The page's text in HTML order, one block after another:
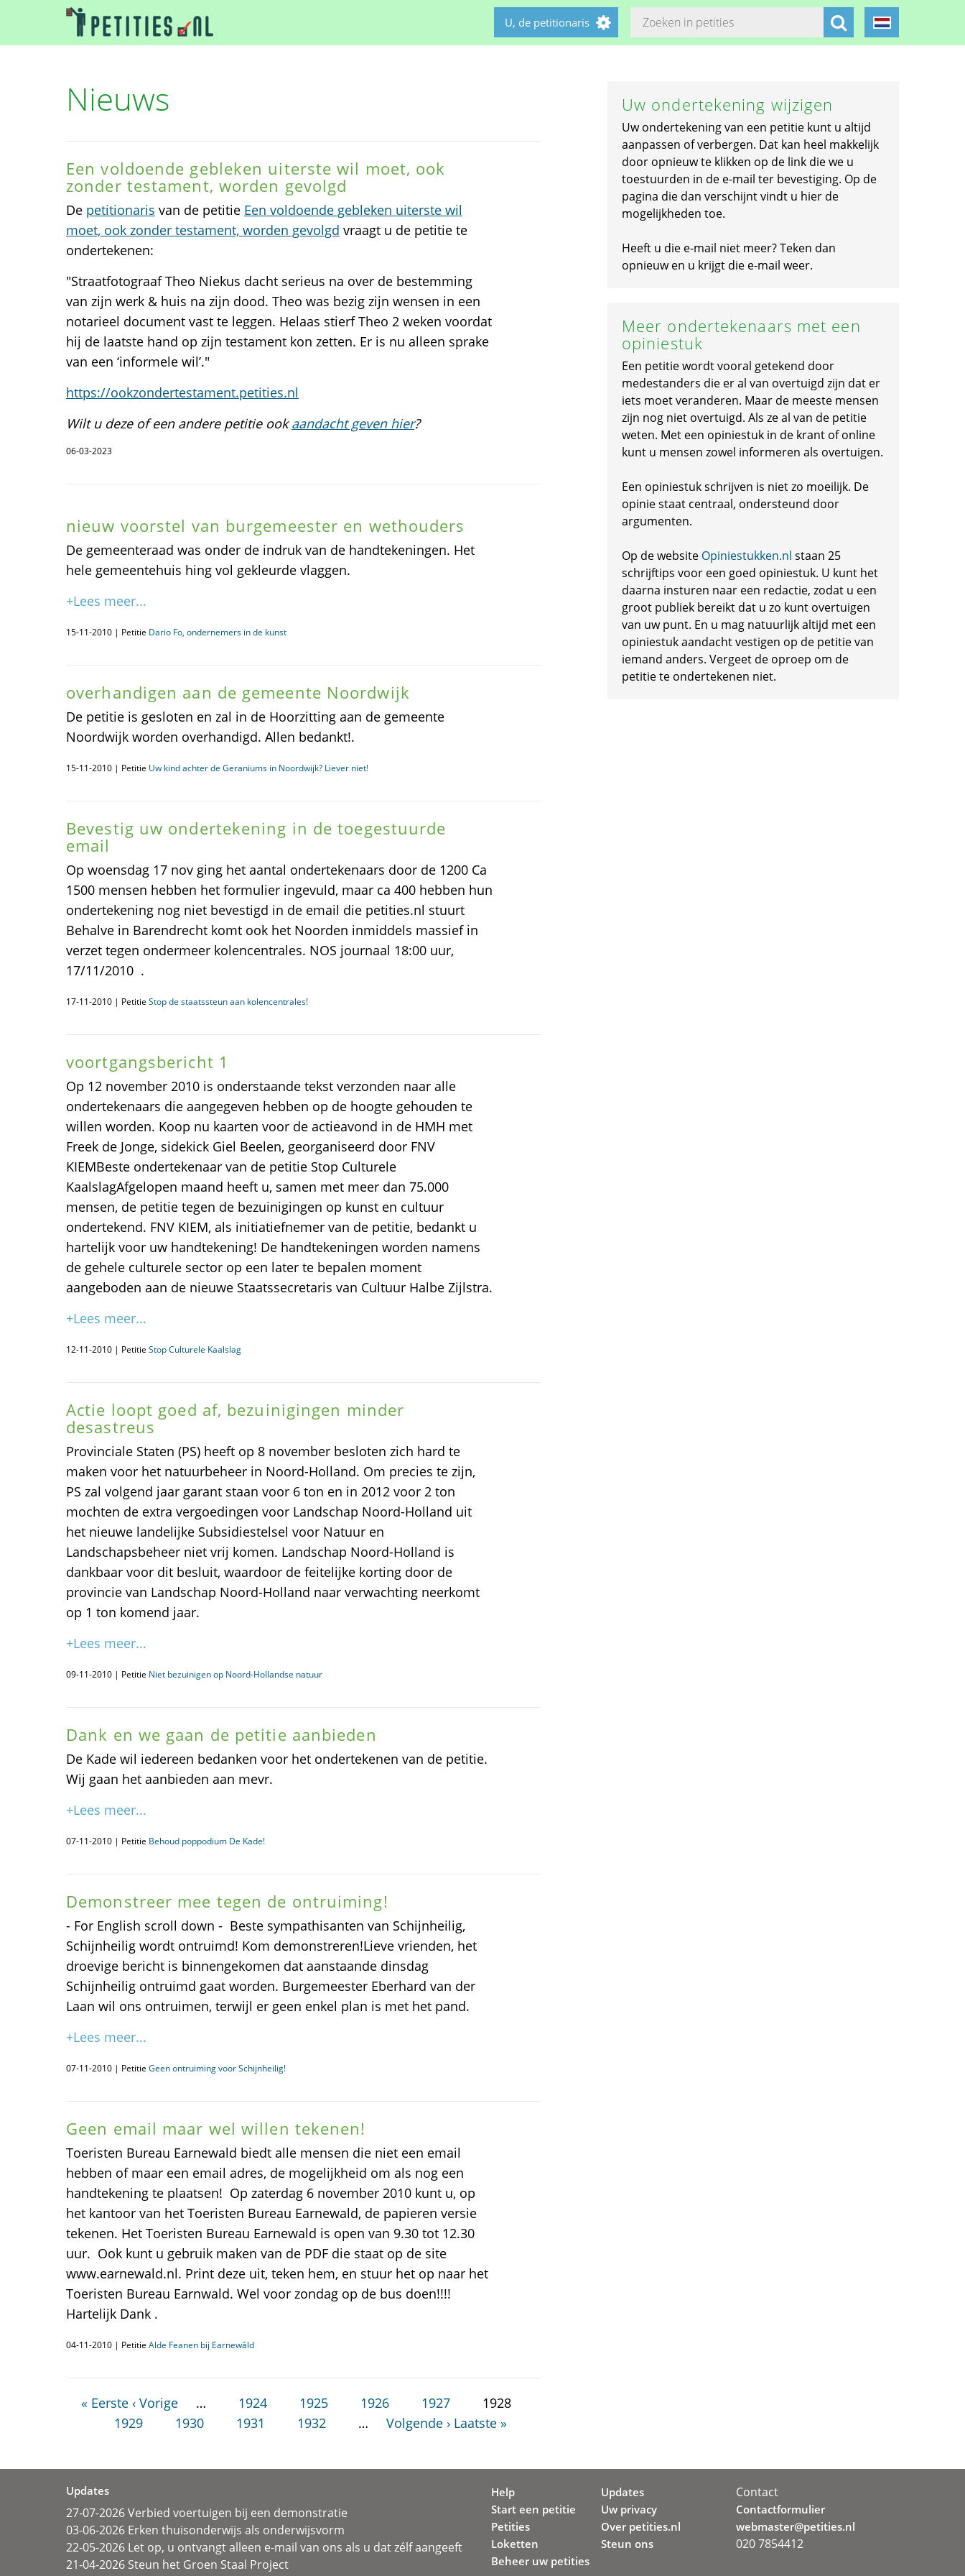
U, de petitionaris
Nieuws
Een voldoende gebleken uiterste wil moet, ook
zonder testament, worden gevolgd
De petitionaris van de petitie Een voldoende gebleken uiterste wil
moet, ook zonder testament, worden gevolgd vraagt u de petitie te
ondertekenen:
"Straatfotograaf Theo Niekus dacht serieus na over de bestemming
van zijn werk & huis na zijn dood. Theo was bezig zijn wensen in een
notarieel document vast te leggen. Helaas stierf Theo 2 weken voordat
hij de laatste hand op zijn testament kon zetten. Er is nu alleen sprake
van een ‘informele wil’."
https://ookzondertestament.petities.nl
Wilt u deze of een andere petitie ookaandacht geven hier?
06-03-2023
nieuw voorstel van burgemeester en wethouders
De gemeenteraad was onder de indruk van de handtekeningen. Het
hele gemeentehuis hing vol gekleurde vlaggen.
+Lees meer...
15-11-2010 | Petitie Dario Fo, ondernemers in de kunst
overhandigen aan de gemeente Noordwijk
De petitie is gesloten en zal in de Hoorzitting aan de gemeente
Noordwijk worden overhandigd. Allen bedankt!.
15-11-2010 | Petitie Uw kind achter de Geraniums in Noordwijk? Liever niet!
Bevestig uw ondertekening in de toegestuurde
email
Op woensdag 17 nov ging het aantal ondertekenaars door de 1200 Ca
1500 mensen hebben het formulier ingevuld, maar ca 400 hebben hun
ondertekening nog niet bevestigd in de email die petities.nl stuurt
Behalve in Barendrecht komt ook het Noorden inmiddels massief in
verzet tegen ondermeer kolencentrales. NOS journaal 18:00 uur,
17/11/2010 .
17-11-2010 | Petitie Stop de staatssteun aan kolencentrales!
voortgangsbericht 1
Op 12 november 2010 is onderstaande tekst verzonden naar alle
ondertekenaars die aangegeven hebben op de hoogte gehouden te
willen worden. Koop nu kaarten voor de actieavond in de HMH met
Freek de Jonge, sidekick Giel Beelen, georganiseerd door FNV
KIEMBeste ondertekenaar van de petitie Stop Culturele
KaalslagAfgelopen maand heeft u, samen met meer dan 75.000
mensen, de petitie tegen de bezuinigingen op kunst en cultuur
ondertekend. FNV KIEM, als initiatiefnemer van de petitie, bedankt u
hartelijk voor uw handtekening! De handtekeningen worden namens
de gehele culturele sector op een later te bepalen moment
aangeboden aan de nieuwe Staatssecretaris van Cultuur Halbe Zijlstra.
+Lees meer...
12-11-2010 | Petitie Stop Culturele Kaalslag
Actie loopt goed af, bezuinigingen minder
desastreus
Provinciale Staten (PS) heeft op 8 november besloten zich hard te
maken voor het natuurbeheer in Noord-Holland. Om precies te zijn,
PS zal volgend jaar garant staan voor 6 ton en in 2012 voor 2 ton
mochten de extra vergoedingen voor Landschap Noord-Holland uit
het nieuwe landelijke Subsidiestelsel voor Natuur en
Landschapsbeheer niet vrij komen. Landschap Noord-Holland is
dankbaar voor dit besluit, waardoor de feitelijke korting door de
provincie van Landschap Noord-Holland naar verwachting neerkomt
op 1 ton komend jaar.
+Lees meer...
09-11-2010 | Petitie Niet bezuinigen op Noord-Hollandse natuur
Dank en we gaan de petitie aanbieden
De Kade wil iedereen bedanken voor het ondertekenen van de petitie.
Wij gaan het aanbieden aan mevr.
+Lees meer...
07-11-2010 | Petitie Behoud poppodium De Kade!
Demonstreer mee tegen de ontruiming!
- For English scroll down - Beste sympathisanten van Schijnheilig,
Schijnheilig wordt ontruimd! Kom demonstreren!Lieve vrienden, het
droevige bericht is binnengekomen dat aanstaande dinsdag
Schijnheilig ontruimd gaat worden. Burgemeester Eberhard van der
Laan wil ons ontruimen, terwijl er geen enkel plan is met het pand.
+Lees meer...
07-11-2010 | Petitie Geen ontruiming voor Schijnheilig!
Geen email maar wel willen tekenen!
Toeristen Bureau Earnewald biedt alle mensen die niet een email
hebben of maar een email adres, de mogelijkheid om als nog een
handtekening te plaatsen! Op zaterdag 6 november 2010 kunt u, op
het kantoor van het Toeristen Bureau Earnewald, de papieren versie
tekenen. Het Toeristen Bureau Earnewald is open van 9.30 tot 12.30
uur. Ook kunt u gebruik maken van de PDF die staat op de site
www.earnewald.nl. Print deze uit, teken hem, en stuur het op naar het
Toeristen Bureau Earnwald. Wel voor zondag op de bus doen!!!!
Hartelijk Dank .
04-11-2010 | Petitie Alde Feanen bij Earnewâld
« Eerste ‹ Vorige … 1924 1925 1926 1927
1928
1929
1930 1931 1932 … Volgende › Laatste »
Uw ondertekening wijzigen
Uw ondertekening van een petitie kunt u altijd
aanpassen of verbergen. Dat kan heel makkelijk
door opnieuw te klikken op de link die we u
toestuurden in de e-mail ter bevestiging. Op de
pagina die dan verschijnt vindt u hier de
mogelijkheden toe.
Heeft u die e-mail niet meer? Teken dan
opnieuw en u krijgt die e-mail weer.
Meer ondertekenaars met een
opiniestuk
Een petitie wordt vooral getekend door
medestanders die er al van overtuigd zijn dat er
iets moet veranderen. Maar de meeste mensen
zijn nog niet overtuigd. Als ze al van de petitie
weten. Met een opiniestuk in de krant of online
kunt u mensen zowel informeren als overtuigen.
Een opiniestuk schrijven is niet zo moeilijk. De
opinie staat centraal, ondersteund door
argumenten.
Op de website Opiniestukken.nl staan 25
schrijftips voor een goed opiniestuk. U kunt het
daarna insturen naar een redactie, zodat u een
groot publiek bereikt dat u zo kunt overtuigen
van uw punt. En u mag natuurlijk altijd met een
opiniestuk aandacht vestigen op de petitie van
iemand anders. Vergeet de oproep om de
petitie te ondertekenen niet.
Updates
27-07-2026 Verbied voertuigen bij een demonstratie
03-06-2026 Erken thuisonderwijs als onderwijsvorm
22-05-2026 Let op, u ontvangt alleen e-mail van ons als u dat zélf aangeeft
21-04-2026 Steun het Groen Staal Project
Help
Start een petitie
Petities
Loketten
Beheer uw petities
Updates
Uw privacy
Over petities.nl
Steun ons
Contact
Contactformulier
webmaster@petities.nl
020 7854412